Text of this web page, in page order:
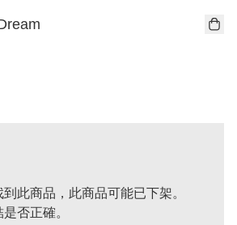
此商品，此商品可能已下架。
否正確。